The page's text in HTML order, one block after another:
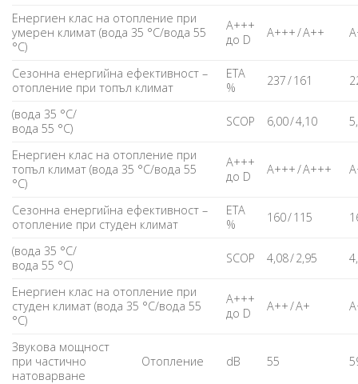
Енергиен клас на отопление при
умерен климат (вода 35 °C/вода 55
°C)
A+++
до D
A+++ / A++
Сезонна енергийна ефективност –
отопление при топъл климат
ETA
%
237 / 161
(вода 35 °C/
вода 55 °C)
SCOP 6,00 / 4,10
Енергиен клас на отопление при
топъл климат (вода 35 °C/вода 55
°C)
A+++
до D
A+++ / A+++
Сезонна енергийна ефективност –
отопление при студен климат
ETA
%
160 / 115
(вода 35 °C/
вода 55 °C)
SCOP 4,08 / 2,95
Енергиен клас на отопление при
студен климат (вода 35 °C/вода 55
°C)
A+++
до D
A++ / A+
Звукова мощност
при частично
натоварване
Отопление dB 55